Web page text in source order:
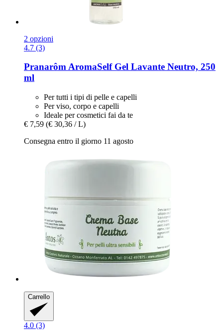
2 opzioni
4.7 (3)
PranarômAromaSelf Gel Lavante Neutro, 250
ml
Per tutti i tipi di pelle e capelli
Per viso, corpo e capelli
Ideale per cosmetici fai da te
€ 7,59 (€ 30,36 / L)
Consegna entro il giorno 11 agosto
Carrello
4.0 (3)